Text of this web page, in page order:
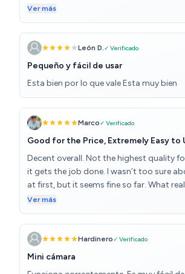
wifi va perfecta y es muy fácil de
que me gusta mucho es la visión
calidad precio.
Ver más
León D.✓ Verificado
Pequeño y fácil de usar
Esta bien por lo que vale Esta muy bien
Marco✓ Verificado
Good for the Price, Extremely Easy to
Decent overall. Not the highest quality
it gets the job done. I wasn’t too sure
at first, but it seems fine so far. What
me was how easy it is to use. I’ve had bad
with mini-cams in the past—something
not matching the instructions, or the
ways nothing explains. This one,
smoothly out of the box. I ran two test
Ver más
Hardinero✓ Verificado
Mini cámara